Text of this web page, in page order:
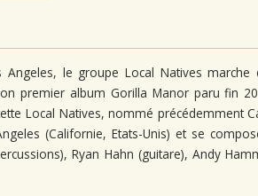
le groupe Local Natives marche
premier album Gorilla Manor paru fin
Local Natives, nommé précédemment
(Californie, Etats-Unis) et se
Ryan Hahn (guitare), Andy